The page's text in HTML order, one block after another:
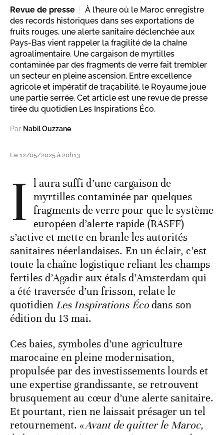
Revue de presse
À l’heure où le Maroc enregistre
des records historiques dans ses exportations de
fruits rouges, une alerte sanitaire déclenchée aux
Pays-Bas vient rappeler la fragilité de la chaîne
agroalimentaire. Une cargaison de myrtilles
contaminée par des fragments de verre fait trembler
un secteur en pleine ascension. Entre excellence
agricole et impératif de traçabilité, le Royaume joue
une partie serrée. Cet article est une revue de presse
tirée du quotidien Les Inspirations Éco.
Par Nabil Ouzzane
Le 12/05/2025 à 20h13
I l aura suffi d’une cargaison de
myrtilles contaminée par quelques
fragments de verre pour que le système
européen d’alerte rapide (RASFF)
s’active et mette en branle les autorités
sanitaires néerlandaises. En un éclair, c’est
toute la chaîne logistique reliant les champs
fertiles d’Agadir aux étals d’Amsterdam qui
a été traversée d’un frisson, relate le
quotidien Les Inspirations Écodans son
édition du 13 mai.
Ces baies, symboles d’une agriculture
marocaine en pleine modernisation,
propulsée par des investissements lourds et
une expertise grandissante, se retrouvent
brusquement au cœur d’une alerte sanitaire.
Et pourtant, rien ne laissait présager un tel
retournement. «Avant de quitter le Maroc,